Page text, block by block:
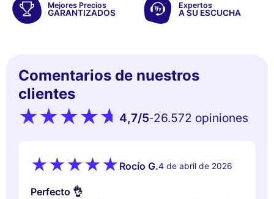
Mejores Precios
GARANTIZADOS
Expertos
A SU ESCUCHA
Comentarios de nuestros
clientes
4,7/5-26.572 opiniones
Rocío G.4 de abril de 2026
Perfecto 👌